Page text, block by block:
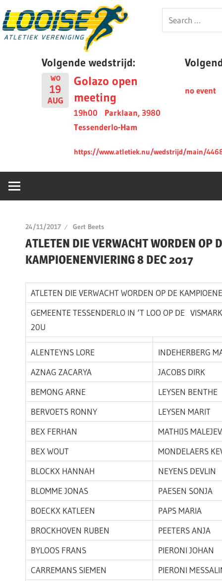
to
content
Looise
Search
for:
Volgende wedstrijd:
WO
19
AUG
Golazo open
meeting
19h00
Parklaan, 3980
Tessenderlo-Ham
https://www.atletiek.nu/wedstrijd/main/
no event
24/11/2017 Gert Beets
ATLETEN DIE VERWACHT WORDEN OP
KAMPIOENENVIERING 8 DEC 2017
ATLETEN DIE VERWACHT WORDEN OP DE
GEMEENTE TESSENDERLO IN ‘T LOO OP DE
20U
ALENTEYNS LORE
INDEHERBERG
AZNAG ZACARYA
JACOBS DIRK
BEMONG ARNE
LEYSEN BENTHE
BERVOETS RONNY
LEYSEN MARIT
BEX FERHAN
MATHIJS
BEX WOUT
MONDELAERS
BLOCKX HANNAH
NEYENS DEVLIN
BLOMME JONAS
PAESEN SONJA
BOECKX KATLEEN
PAPS MARIA
BROCKHOVEN RUBEN
PEETERS ANJA
BYLOOS FRANS
PIERONI JOHAN
CARREMANS SIEMEN
PIERONI